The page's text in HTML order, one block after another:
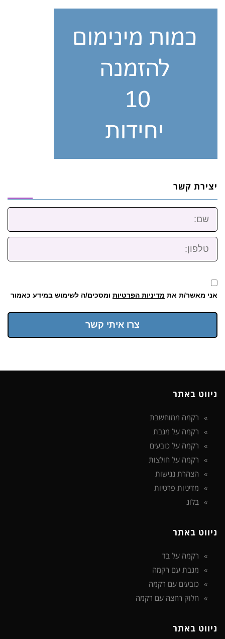
יצירת קשר
שם:
טלפון:
אני מאשר/ת את מדיניות הפרטיות ומסכים/ה לשימוש במידע כאמור
צרו איתי קשר
ניווט באתר
רקמה ממוחשבת
רקמה על מגבת
רקמה על כובעים
רקמה על חולצות
הצהרת נגישות
מדיניות פרטיות
בלוג
ניווט באתר
רקמה על בד
מגבת עם רקמה
כובעים עם רקמה
חלוק רחצה עם רקמה
ניווט באתר